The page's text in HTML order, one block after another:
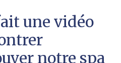
une vidéo
notre spa